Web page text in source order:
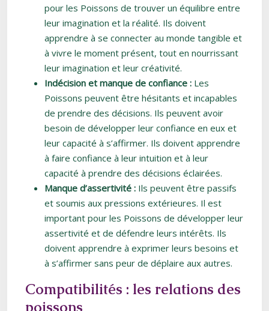
pour les Poissons de trouver un équilibre entre
leur imagination et la réalité. Ils doivent
apprendre à se connecter au monde tangible et
à vivre le moment présent, tout en nourrissant
leur imagination et leur créativité.
Indécision et manque de confiance : Les
Poissons peuvent être hésitants et incapables
de prendre des décisions. Ils peuvent avoir
besoin de développer leur confiance en eux et
leur capacité à s’affirmer. Ils doivent apprendre
à faire confiance à leur intuition et à leur
capacité à prendre des décisions éclairées.
Manque d’assertivité : Ils peuvent être passifs
et soumis aux pressions extérieures. Il est
important pour les Poissons de développer leur
assertivité et de défendre leurs intérêts. Ils
doivent apprendre à exprimer leurs besoins et
à s’affirmer sans peur de déplaire aux autres.
Compatibilités : les relations des
poissons